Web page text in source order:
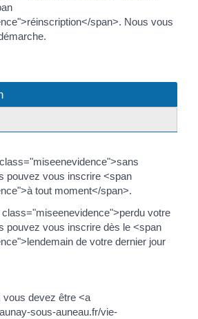
span>. Nous vous
pouvez vous inscrire <span
tout moment</span>.
votre
pouvez vous inscrire dès le <span
de votre dernier jour
vous devez être <a
sous-auneau.fr/vie-